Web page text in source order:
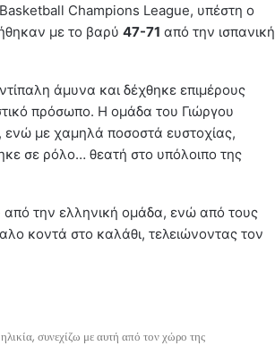
Champions League, υπέστη ο
με το βαρύ 47-71 από την ισπανική
άμυνα και δέχθηκε επιμέρους
πρόσωπο. Η ομάδα του Γιώργου
ενώ με χαμηλά ποσοστά ευστοχίας,
σε ρόλο… θεατή στο υπόλοιπο της
από την ελληνική ομάδα, ενώ από τους
κοντά στο καλάθι, τελειώνοντας τον
συνεχίζω με αυτή από τον χώρο της